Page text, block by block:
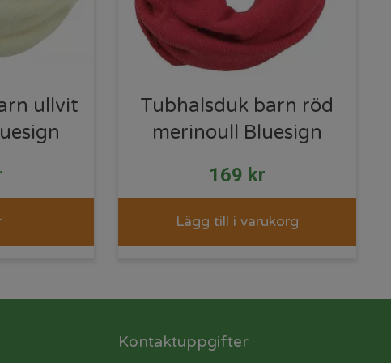
ullvit
Tubhalsduk barn röd
merinoull Bluesign
169 kr
Lägg till i varukorg
Kontaktuppgifter